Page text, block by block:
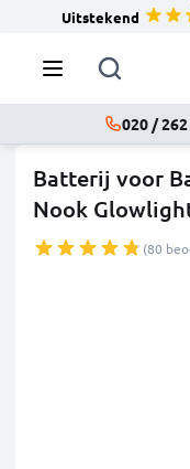
Uitstekend
020 /
Batterij voor
Nook
(80